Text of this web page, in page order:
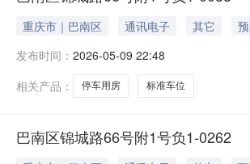
重庆市｜巴南区 通讯电子 其它
发布时间： 2026-05-09 22:48
相关产品：
停车用房 标准车位
巴南区锦城路66号附1号负1-0262